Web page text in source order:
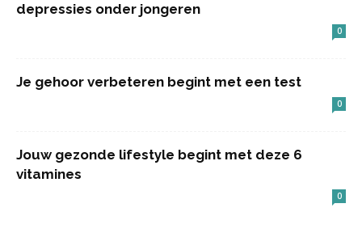
depressies onder jongeren
0
Je gehoor verbeteren begint met een test
0
Jouw gezonde lifestyle begint met deze 6
vitamines
0